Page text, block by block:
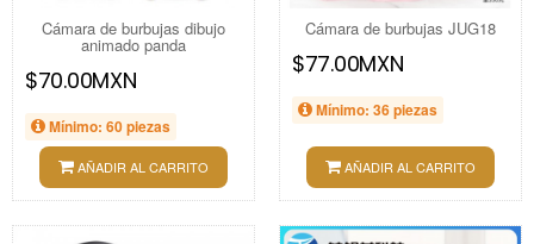
Cámara de burbujas dibujo
animado panda
$70.00MXN
Mínimo: 60 piezas
AÑADIR AL CARRITO
Cámara de burbujas JUG18
$77.00MXN
Mínimo: 36 piezas
AÑADIR AL CARRITO